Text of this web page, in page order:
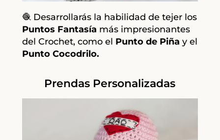
🧶 Desarrollarás la habilidad de tejer los
Puntos Fantasía más impresionantes
del Crochet, como el Punto de Piña y el
Punto Cocodrilo.
Prendas Personalizadas